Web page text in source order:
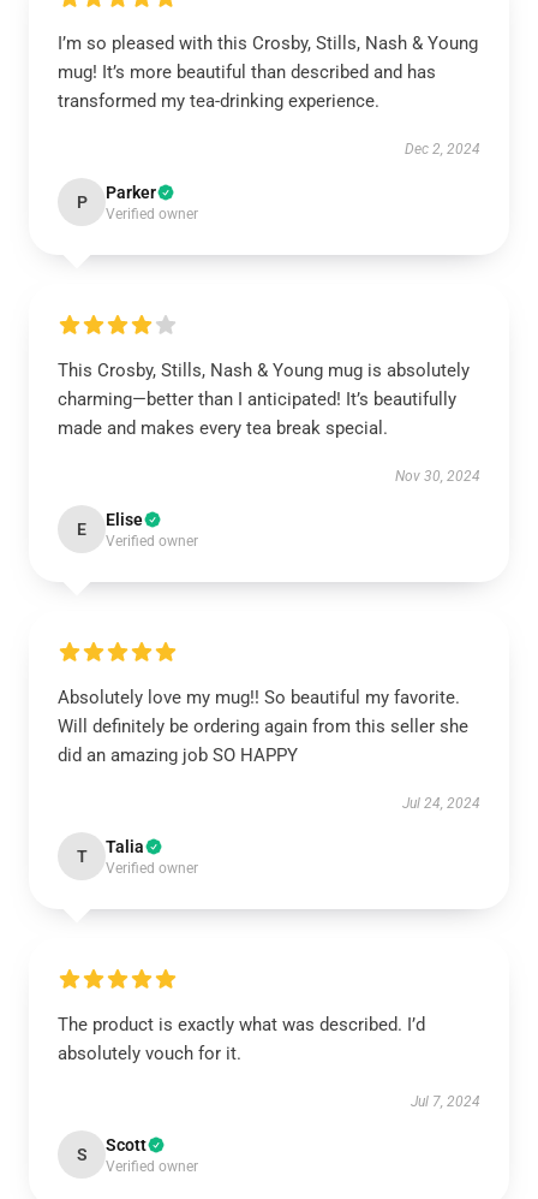
I’m so pleased with this Crosby, Stills, Nash & Young
mug! It’s more beautiful than described and has
transformed my tea-drinking experience.
Dec 2, 2024
P Parker
Verified owner
This Crosby, Stills, Nash & Young mug is absolutely
charming—better than I anticipated! It’s beautifully
made and makes every tea break special.
Nov 30, 2024
E Elise
Verified owner
Absolutely love my mug!! So beautiful my favorite.
Will definitely be ordering again from this seller she
did an amazing job SO HAPPY
Jul 24, 2024
T Talia
Verified owner
The product is exactly what was described. I’d
absolutely vouch for it.
Jul 7, 2024
S Scott
Verified owner